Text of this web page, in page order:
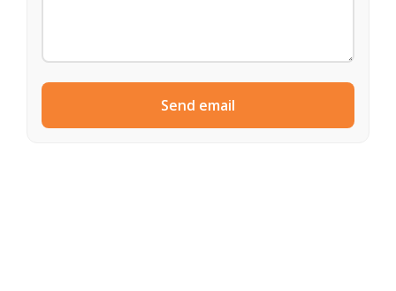
Send email